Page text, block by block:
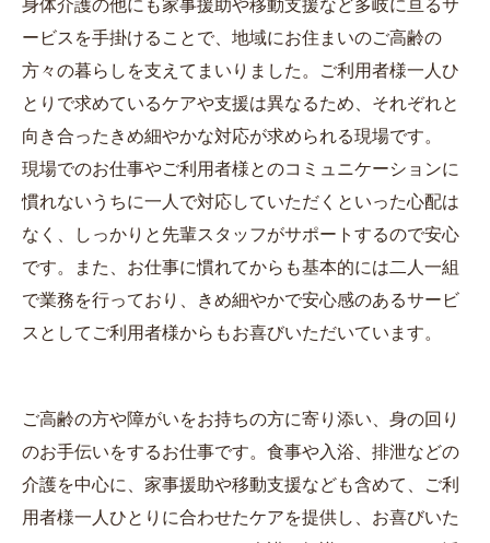
ービスを手掛けることで、地域にお住まいのご高齢の
方々の暮らしを支えてまいりました。ご利用者様一人ひ
とりで求めているケアや支援は異なるため、それぞれと
向き合ったきめ細やかな対応が求められる現場です。
現場でのお仕事やご利用者様とのコミュニケーションに
慣れないうちに一人で対応していただくといった心配は
なく、しっかりと先輩スタッフがサポートするので安心
です。また、お仕事に慣れてからも基本的には二人一組
で業務を行っており、きめ細やかで安心感のあるサービ
スとしてご利用者様からもお喜びいただいています。
ご高齢の方や障がいをお持ちの方に寄り添い、身の回り
のお手伝いをするお仕事です。食事や入浴、排泄などの
介護を中心に、家事援助や移動支援なども含めて、ご利
用者様一人ひとりに合わせたケアを提供し、お喜びいた